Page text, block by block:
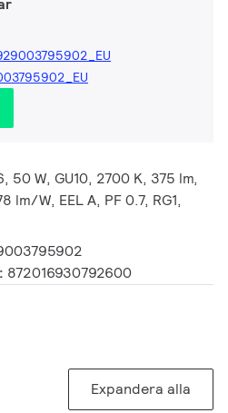
50 W, GU10, 2700 K, 375 lm,
lm/W, EEL A, PF 0.7, RG1,
872016930792600
Expandera alla